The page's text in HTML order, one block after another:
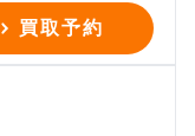
買取予約